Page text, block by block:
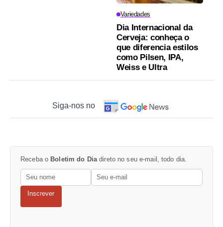
Variedades
Dia Internacional da
Cerveja: conheça o
que diferencia estilos
como Pilsen, IPA,
Weiss e Ultra
Siga-nos no
Receba o Boletim do Diadireto no seu e-mail, todo dia.
Inscrever